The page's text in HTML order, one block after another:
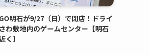
明石が9/27（日）で閉店！ドライ
わ敷地内のゲームセンター【明石
く】